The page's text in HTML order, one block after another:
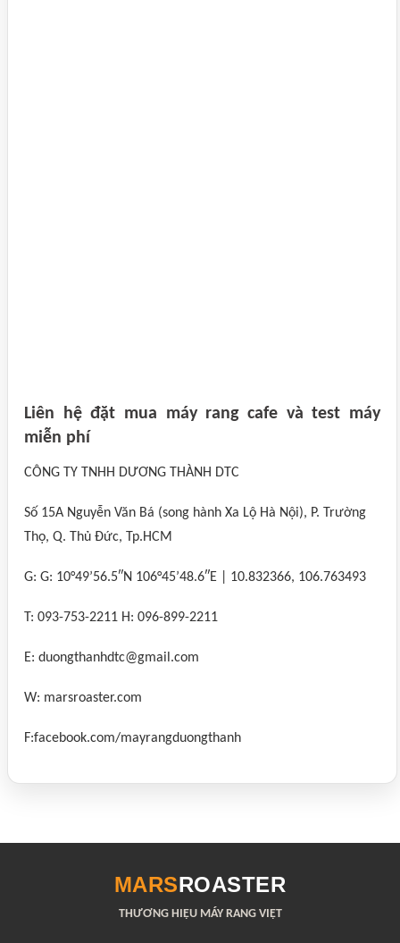
Liên hệ đặt mua máy rang cafe và test máy
miễn phí
CÔNG TY TNHH DƯƠNG THÀNH DTC
Số 15A Nguyễn Văn Bá (song hành Xa Lộ Hà Nội), P. Trường
Thọ, Q. Thủ Đức, Tp.HCM
G: G: 10°49’56.5″N 106°45’48.6″E | 10.832366, 106.763493
T: 093-753-2211 H: 096-899-2211
E: duongthanhdtc@gmail.com
W: marsroaster.com
F:facebook.com/mayrangduongthanh
MARSROASTER
THƯƠNG HIỆU MÁY RANG VIỆT